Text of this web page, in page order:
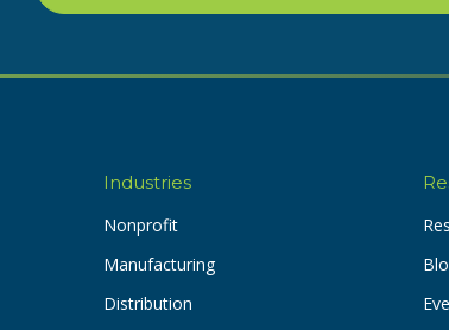
Industries
Nonprofit
Manufacturing
Distribution